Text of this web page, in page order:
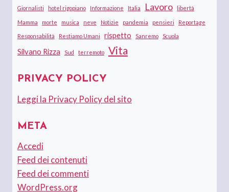
Giornalisti hotel rigopiano Informazione Italia Lavoro libertà
Mamma morte musica neve Notizie pandemia pensieri Reportage
Responsabilità Restiamo Umani rispetto Sanremo Scuola
Silvano Rizza Sud terremoto Vita
PRIVACY POLICY
Leggi la Privacy Policy del sito
META
Accedi
Feed dei contenuti
Feed dei commenti
WordPress.org